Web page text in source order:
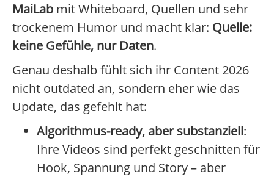
MaiLab mit Whiteboard, Quellen und sehr
trockenem Humor und macht klar: Quelle:
keine Gefühle, nur Daten.
Genau deshalb fühlt sich ihr Content 2026
nicht outdated an, sondern eher wie das
Update, das gefehlt hat:
Algorithmus-ready, aber substanziell:
Ihre Videos sind perfekt geschnitten für
Hook, Spannung und Story – aber